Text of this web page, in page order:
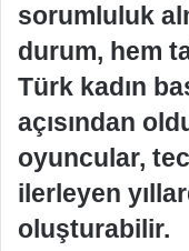
sorumluluk
durum, hem
Türk kadın
açısından
oyuncular,
ilerleyen
oluşturabilir.